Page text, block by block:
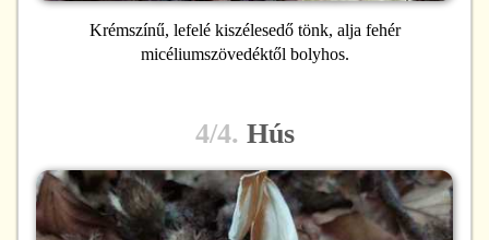
Krémszínű, lefelé kiszélesedő tönk, alja fehér
micéliumszövedéktől bolyhos.
4/4. Hús